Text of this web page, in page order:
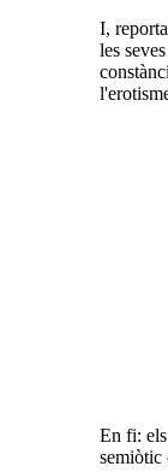
I,
les
En fi:
semiòtic